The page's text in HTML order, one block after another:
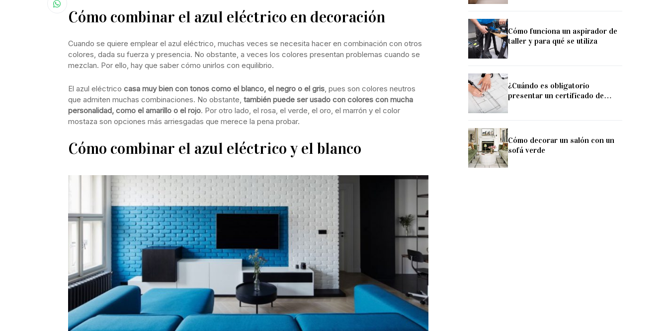
Cómo combinar el azul eléctrico en decoración
Cuando se quiere emplear el azul eléctrico, muchas veces se necesita hacer en combinación con otros
colores, dada su fuerza y presencia. No obstante, a veces los colores presentan problemas cuando se
mezclan. Por ello, hay que saber cómo unirlos con equilibrio.
El azul eléctrico casa muy bien con tonos como el blanco, el negro o el gris, pues son colores neutros
que admiten muchas combinaciones. No obstante, también puede ser usado con colores con mucha
personalidad, como el amarillo o el rojo. Por otro lado, el rosa, el verde, el oro, el marrón y el color
mostaza son opciones más arriesgadas que merece la pena probar.
Cómo combinar el azul eléctrico y el blanco
Cómo funciona un aspirador de
taller y para qué se utiliza
¿Cuándo es obligatorio
presentar un certificado de
Cómo decorar un salón con un
sofá verde